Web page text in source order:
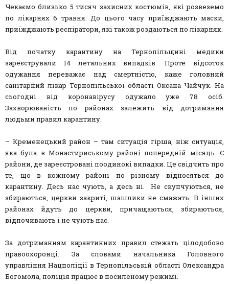
Чекаємо близько 5 тисяч захисних костюмів, які розвеземо
по лікарнях 6 травня. До цього часу приїжджають маски,
приїжджають респіратори, які також роздаються по лікарнях.
Від початку карантину на Тернопільщині медики
зареєстрували 14 летальних випадків. Проте відсоток
одужання переважає над смертністю, каже головний
санітарний лікар Тернопільської області Оксана Чайчук. На
сьогодні від коронавірусу одужало уже 78 осіб.
Захворюваність по районах залежить від дотримання
людьми правил карантину.
– Кременецький район – там ситуація гірша, ніж ситуація,
яка була в Монастириському районі попередній місяць. Є
райони, де зареєстровані поодинокі випадки. Це свідчить про
те, що в кожному районі по різному відносяться до
карантину. Десь нас чують, а десь ні. Не скупчуються, не
збираються, церкви закриті, шашлики не смажать. В інших
районах йдуть до церкви, причащаються, збираються,
відпочивають і не чують нас.
За дотриманням карантинних правил стежать цілодобово
правоохоронці. За словами начальника Головного
управління Нацполіції в Тернопільській області Олександра
Богомола, поліція працює в посиленому режимі.